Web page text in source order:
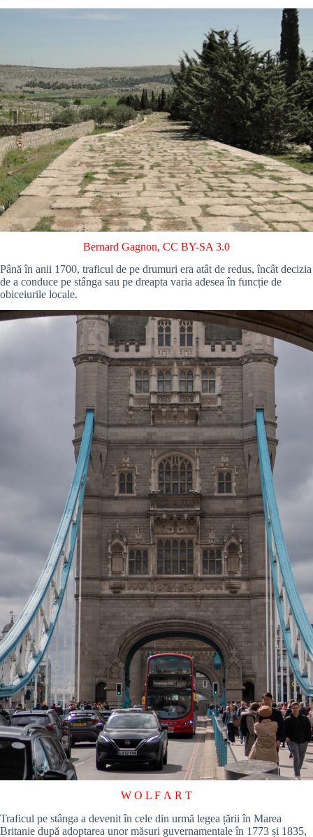
Bernard Gagnon, CC BY-SA 3.0
Până în anii 1700, traficul de pe drumuri era atât de redus, încât decizia
de a conduce pe stânga sau pe dreapta varia adesea în funcție de
obiceiurile locale.
W O L F Λ R T
Traficul pe stânga a devenit în cele din urmă legea țării în Marea
Britanie după adoptarea unor măsuri guvernamentale în 1773 și 1835,